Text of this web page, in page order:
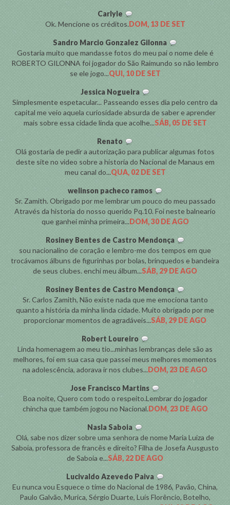
Carlyle
Ok. Mencione os créditos.DOM, 13 DE SET
Sandro Marcio Gonzalez Gilonna
Gostaria muito que mandasse fotos do meu pai o nome dele é
ROBERTO GILONNA foi jogador do São Raimundo so não lembro
se ele jogo...QUI, 10 DE SET
Jessica Nogueira
Simplesmente espetacular... Passeando esses dia pelo centro da
capital me veio aquela curiosidade absurda de saber e aprender
mais sobre essa cidade linda que acolhe...SÁB, 05 DE SET
Renato
Olá gostaria de pedir a autorização para publicar algumas fotos
deste site no video sobre a historia do Nacional de Manaus em
meu canal do...QUA, 02 DE SET
welinson pacheco ramos
Sr. Zamith. Obrigado por me lembrar um pouco do meu passado
Através da historia do nosso querido Pq.10. Foi neste balneario
que ganhei minha primeira...DOM, 30 DE AGO
Rosiney Bentes de Castro Mendonça
sou nacionalino de coração e lembro-me dos tempos em que
trocávamos álbuns de figurinhas por bolas, brinquedos e bandeira
de seus clubes. enchi meu álbum...SÁB, 29 DE AGO
Rosiney Bentes de Castro Mendonça
Sr. Carlos Zamith, Não existe nada que me emociona tanto
quanto a história da minha linda cidade. Muito obrigado por me
proporcionar momentos de agradáveis...SÁB, 29 DE AGO
Robert Loureiro
Linda homenagem ao meu tio...minhas lembranças dele são as
melhores, foi em sua casa que passei meus melhores momentos
na adolescência, adorava ir nos clubes...DOM, 23 DE AGO
Jose Francisco Martins
Boa noite, Quero com todo o respeito.Lembrar do jogador
chincha que também jogou no Nacional.DOM, 23 DE AGO
Nasla Saboia
Olá, sabe nos dizer sobre uma senhora de nome Maria Luiza de
Saboia, professora de francês e direito? Filha de Josefa Ausgusto
de Saboia e...SÁB, 22 DE AGO
Lucivaldo Azevedo Paiva
Eu nunca vou Esquece o time do Nacional de 1986, Pavão, China,
Paulo Galvão, Murica, Sérgio Duarte, Luís Florêncio, Botelho,